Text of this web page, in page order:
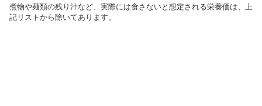
煮物や麺類の残り汁など、実際には食さないと想定される栄養価は、上
記リストから除いてあります。